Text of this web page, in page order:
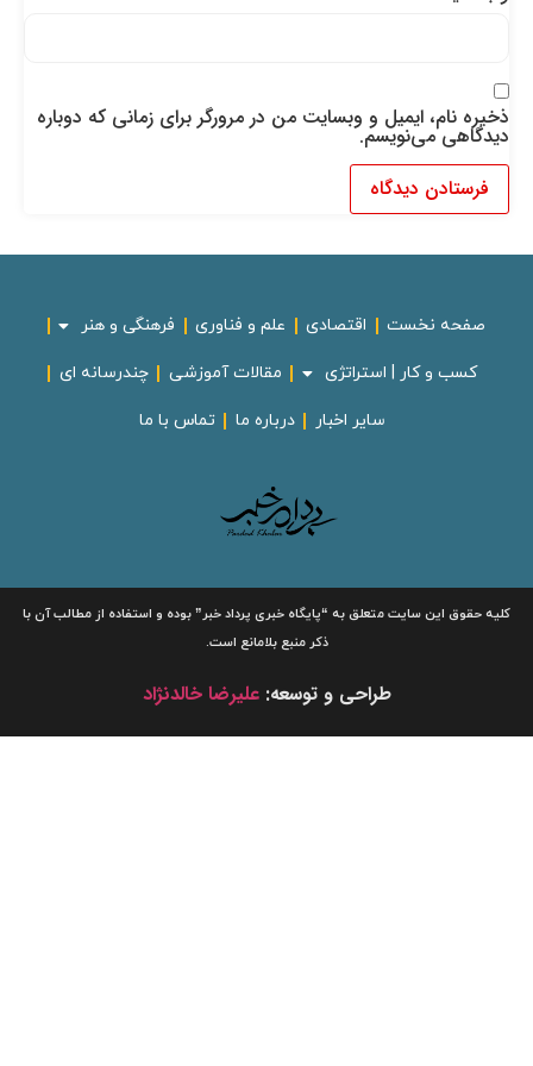
ذخیره نام، ایمیل و وبسایت من در مرورگر برای زمانی که دوباره
دیدگاهی می‌نویسم.
صفحه نخست اقتصادی علم و فناوری فرهنگی و هنر
کسب و کار | استراتژی مقالات آموزشی چندرسانه ای
سایر اخبار درباره ما تماس با ما
کلیه حقوق این سایت متعلق به“پایگاه خبریپرداد خبر”بوده و استفاده از مطالب آن با
ذکر منبع بلامانع است.
طراحی و توسعه:علیرضا خالدنژاد